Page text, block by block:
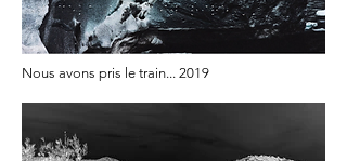
Nous avons pris le train... 2019